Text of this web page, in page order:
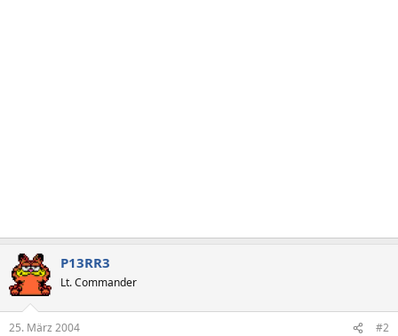
P13RR3
Lt. Commander
25. März 2004 #2